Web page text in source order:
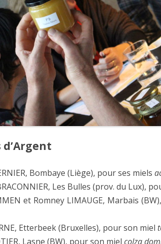
Bombaye (Liège), pour ses miels
Les Bulles (prov. du Lux),
et Romney LIMAUGE, Marbais
Etterbeek (Bruxelles), pour son miel
Lasne (BW), pour son miel colza